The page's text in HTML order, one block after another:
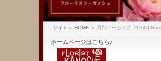
サイト » HOME » 月別アーカイブ: 2014年
ホームページはこちら♪